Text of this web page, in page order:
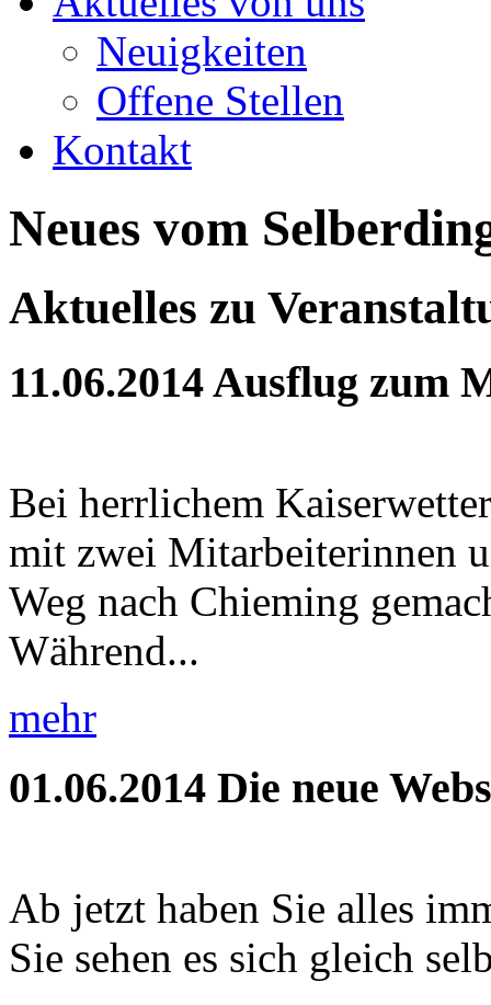
Neuigkeiten
Offene Stellen
Kontakt
Neues vom
Aktuelles zu
11.06.2014Ausflug zum
Bei herrlichem
mit zwei Mitarbeiterinnen
Weg nach Chieming
Während...
mehr
01.06.2014 Die neue
Ab jetzt haben Sie alles
Sie sehen es sich gleich